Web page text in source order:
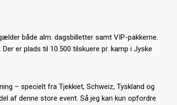
både alm. dagsbilletter samt VIP-pakkerne.
er plads til 10.500 tilskuere pr. kamp i Jyske
– specielt fra Tjekkiet, Schweiz, Tyskland og
af denne store event. Så jeg kan kun opfordre